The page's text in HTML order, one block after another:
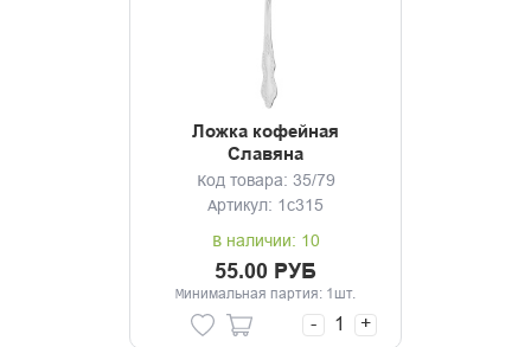
Ложка кофейная
Славяна
Код товара: 35/79
Артикул: 1с315
В наличии: 10
55.00 РУБ
Минимальная партия: 1шт.
- +